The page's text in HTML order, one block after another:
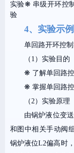
实验❋ 串级开环控
验
4、实验示例
单回路开环控
（1）实验目的
❋ 了解单回路
❋ 掌握单回路
（2）实验原理
由锅炉液位变
和图中相关手动阀
锅炉液位L2偏高时